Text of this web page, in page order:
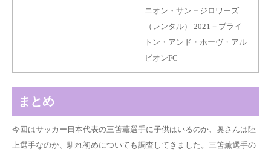
ニオン・サン＝ジロワーズ
（レンタル） 2021－ブライ
トン・アンド・ホーヴ・アル
ビオンFC
まとめ
今回はサッカー日本代表の三笘薫選手に子供はいるのか、奥さんは陸
上選手なのか、馴れ初めについても調査してきました。三笘薫選手の